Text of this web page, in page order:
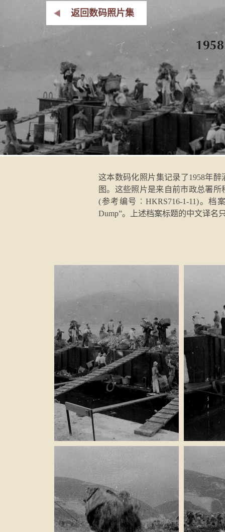
返回数码照片集
这本数码化照片集记录了1958年
图。这些照片是来自前市政总署
(参考编号︰HKRS716-1-11)。档
Dump”。上述档案标题的中文译名